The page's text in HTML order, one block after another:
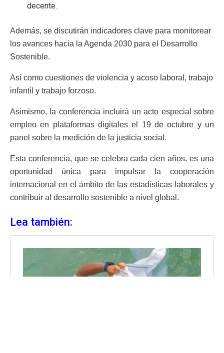
decente.
Además, se discutirán indicadores clave para monitorear
los avances hacia la Agenda 2030 para el Desarrollo
Sostenible.
Así como cuestiones de violencia y acoso laboral, trabajo
infantil y trabajo forzoso.
Asimismo, la conferencia incluirá un acto especial sobre
empleo en plataformas digitales el 19 de octubre y un
panel sobre la medición de la justicia social.
Esta conferencia, que se celebra cada cien años, es una
oportunidad única para impulsar la cooperación
internacional en el ámbito de las estadísticas laborales y
contribuir al desarrollo sostenible a nivel global.
Lea también: